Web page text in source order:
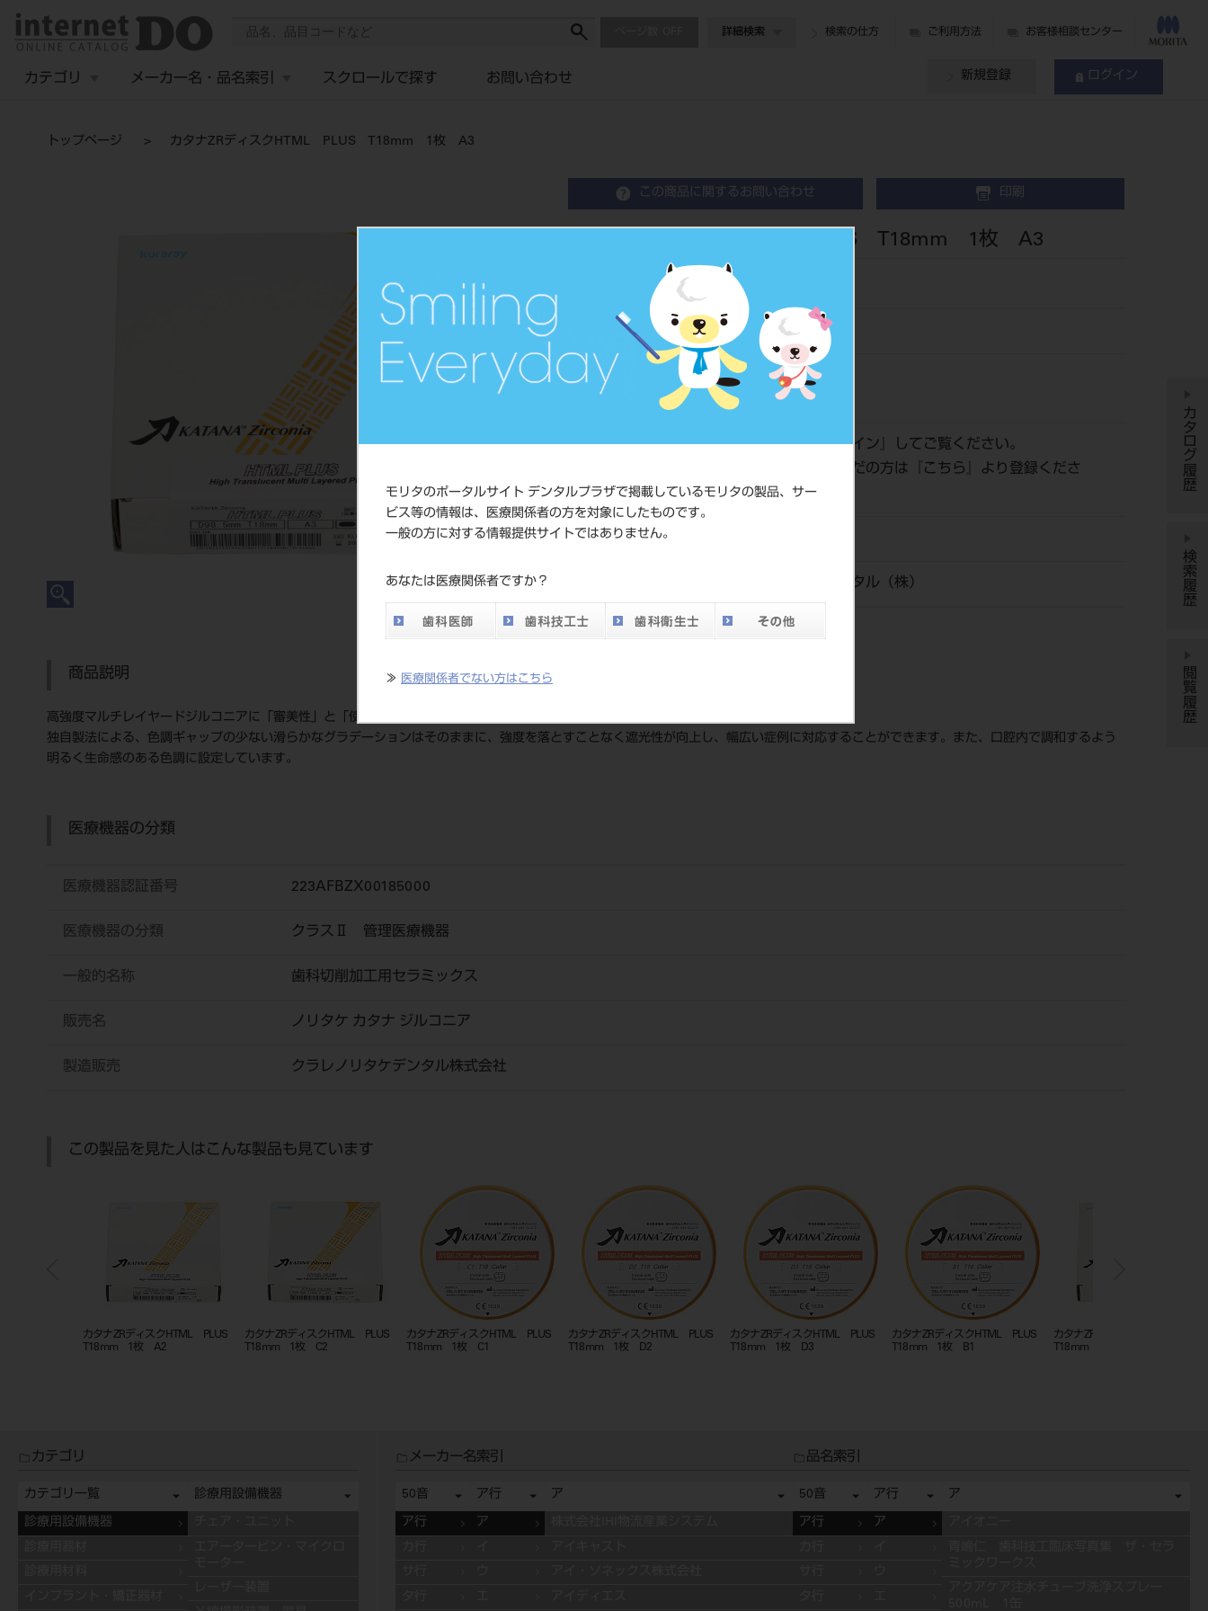
モリタのポータルサイト デンタルプラザで掲載しているモリタの製品、サー
ビス等の情報は、医療関係者の方を対象にしたものです。
一般の方に対する情報提供サイトではありません。
あなたは医療関係者ですか？
≫ 医療関係者でない方はこちら
詳細検索 検索の仕方 ご利用方法 お客様相談センター
カテゴリ メーカー名・品名索引 スクロールで探す お問い合わせ 新規登録 ログイン
トップページ カタナZRディスクHTML PLUS T18mm 1枚 A3
この商品に関するお問い合わせ 印刷
カタナZRディスクHTML PLUS T18mm 1枚 A3
品目コード 202270650A3
JAN/EANコー
4571215262096
価格の確認は『ログイン 』してご覧ください。
ネット会員登録がまだの方は『
こちら
』より登録くださ
い。
発売日
クラレノリタケデンタル（株）
商品説明
高強度マルチレイヤードジルコニアに「審美性」と「使いやすさ」をプラスしました。
独自製法による、色調ギャップの少ない滑らかなグラデーションはそのままに、強度を落とすことなく遮光性が向上し、幅広い症例に対応することができます。また、口腔内で調和するよう
明るく生命感のある色調に設定しています。
医療機器の分類
医療機器認証番号 223AFBZX00185000
医療機器の分類 クラスⅡ 管理医療機器
一般的名称 歯科切削加工用セラミックス
販売名 ノリタケ カタナ ジルコニア
製造販売 クラレノリタケデンタル株式会社
この製品を見た人はこんな製品も見ています
スクHTML PLUS
カタナZRディスクHTML PLUS
T18mm 1枚 C3
カタナZRディスクHTML PLUS
T18mm 1枚 B2
カタナZRディスクHTML PLUS
T18mm 1枚 B3
カタナZRディスクHTML PLUS
T18mm 1枚 A4
カタナZRディスクHTML PLUS
T18mm 1枚 A2
カタナZRディスクHTML PLUS
T18mm 1枚 C2
カタナZRディスクHTML
T18mm 1枚 C1
カタログ履歴
検索履歴
閲覧履歴
カテゴリ
カテゴリ一覧
診療用設備機器
診療用設備機器
メーカー名索引
50音
ア行
ア行
ア
ア
品名索引
50音
ア行
ア行
ア
ア